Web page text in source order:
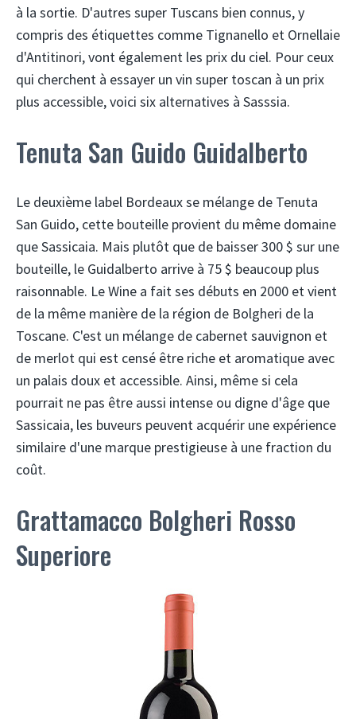
à la sortie. D'autres super Tuscans bien connus, y
compris des étiquettes comme Tignanello et Ornellaie
d'Antitinori, vont également les prix du ciel. Pour ceux
qui cherchent à essayer un vin super toscan à un prix
plus accessible, voici six alternatives à Sasssia.
Tenuta San Guido Guidalberto
Le deuxième label Bordeaux se mélange de Tenuta
San Guido, cette bouteille provient du même domaine
que Sassicaia. Mais plutôt que de baisser 300 $ sur une
bouteille, le Guidalberto arrive à 75 $ beaucoup plus
raisonnable. Le Wine a fait ses débuts en 2000 et vient
de la même manière de la région de Bolgheri de la
Toscane. C'est un mélange de cabernet sauvignon et
de merlot qui est censé être riche et aromatique avec
un palais doux et accessible. Ainsi, même si cela
pourrait ne pas être aussi intense ou digne d'âge que
Sassicaia, les buveurs peuvent acquérir une expérience
similaire d'une marque prestigieuse à une fraction du
coût.
Grattamacco Bolgheri Rosso
Superiore